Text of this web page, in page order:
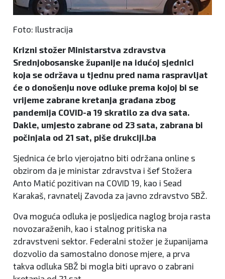
Foto: Ilustracija
Krizni stožer Ministarstva zdravstva
Srednjobosanske županije na idućoj sjednici
koja se održava u tjednu pred nama raspravljat
će o donošenju nove odluke prema kojoj bi se
vrijeme zabrane kretanja građana zbog
pandemija COVID-a 19 skratilo za dva sata.
Dakle, umjesto zabrane od 23 sata, zabrana bi
počinjala od 21 sat, piše drukciji.ba
Sjednica će brlo vjerojatno biti održana online s
obzirom da je ministar zdravstva i šef Stožera
Anto Matić pozitivan na COVID 19, kao i Sead
Karakaš, ravnatelj Zavoda za javno zdravstvo SBŽ.
Ova moguća odluka je posljedica naglog broja rasta
novozaraženih, kao i stalnog pritiska na
zdravstveni sektor. Federalni stožer je županijama
dozvolio da samostalno donose mjere, a prva
takva odluka SBŽ bi mogla biti upravo o zabrani